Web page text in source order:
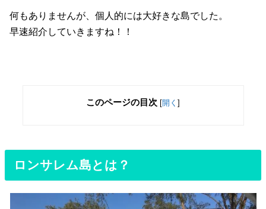
何もありませんが、個人的には大好きな島でした。
早速紹介していきますね！！
このページの目次 [開く ]
ロンサレム島とは？